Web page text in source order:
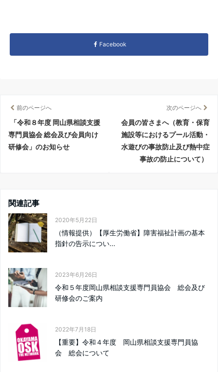
Facebook
前のページへ
「令和８年度 岡山県相談支援
専門員協会 総会及び会員向け
研修会」のお知らせ
次のページへ
会員の皆さまへ（教育・保育
施設等におけるプール活動・
水遊びの事故防止及び熱中症
事故の防止について）
関連記事
2020年5月22日
（情報提供）【厚生労働省】障害福祉計画の基本
指針の告示につい...
2023年6月26日
令和５年度岡山県相談支援専門員協会 総会及び
研修会のご案内
2022年7月18日
【重要】令和４年度 岡山県相談支援専門員協
会 総会について